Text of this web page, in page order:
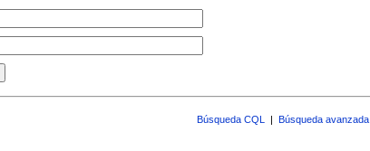
Búsqueda CQL | Búsqueda avanzada